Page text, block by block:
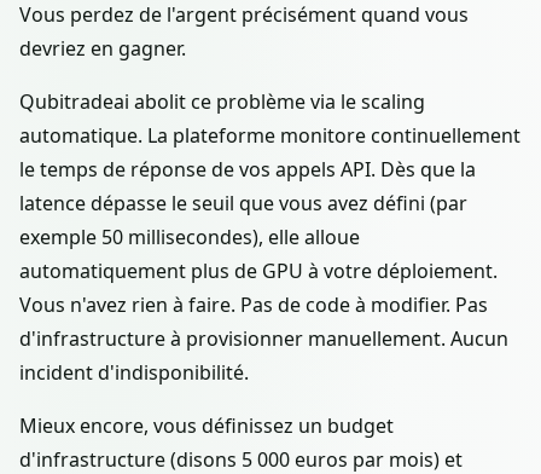
Vous perdez de l'argent précisément quand vous
devriez en gagner.
Qubitradeai abolit ce problème via le scaling
automatique. La plateforme monitore continuellement
le temps de réponse de vos appels API. Dès que la
latence dépasse le seuil que vous avez défini (par
exemple 50 millisecondes), elle alloue
automatiquement plus de GPU à votre déploiement.
Vous n'avez rien à faire. Pas de code à modifier. Pas
d'infrastructure à provisionner manuellement. Aucun
incident d'indisponibilité.
Mieux encore, vous définissez un budget
d'infrastructure (disons 5 000 euros par mois) et